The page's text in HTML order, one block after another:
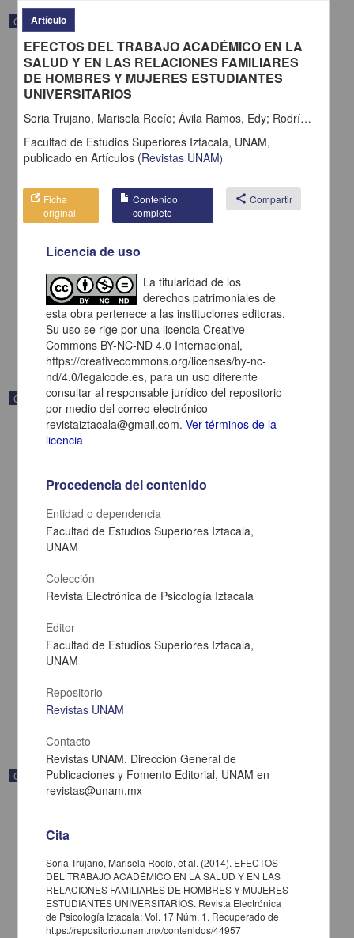
Correspondencia postal
Carta de H. C. Pitman a Francisco I. Madero en la que le solicita
Pitman, H. C.
[sin fecha]
Multidisciplina
Correspondencia postal
Carta de Zeferino Pérez, el general Antonio Rábago se encuentra
en la ranchería de Samalayuca
Pérez, Zeferino
Multidisciplina
Correspondencia postal
Artículo
EFECTOS DEL TRABAJO ACADÉMICO EN LA
SALUD Y EN LAS RELACIONES FAMILIARES
DE HOMBRES Y MUJERES ESTUDIANTES
UNIVERSITARIOS
Soria Trujano, Marisela Rocío; Ávila Ramos, Edy; Rodríguez Maya, Nadia Montserrat
Facultad de Estudios Superiores Iztacala, UNAM,
publicado enArtículos (Revistas UNAM)
Ficha
original
Contenido
completo
share Compartir
Licencia de uso
La titularidad de los
derechos patrimoniales de
esta obra pertenece a las instituciones editoras.
Su uso se rige por una licencia Creative
Commons BY-NC-ND 4.0 Internacional,
https://creativecommons.org/licenses/by-nc-
nd/4.0/legalcode.es, para un uso diferente
consultar al responsable jurídico del repositorio
por medio del correo electrónico
revistaiztacala@gmail.com.Ver términos de la
licencia
Procedencia del contenido
Entidad o dependencia
Facultad de Estudios Superiores Iztacala,
UNAM
Colección
Revista Electrónica de Psicología Iztacala
Editor
Facultad de Estudios Superiores Iztacala,
UNAM
Repositorio
Revistas UNAM
Contacto
Revistas UNAM. Dirección General de
Publicaciones y Fomento Editorial, UNAM en
revistas@unam.mx
Cita
Soria Trujano, Marisela Rocío, et al. (2014). EFECTOS
DEL TRABAJO ACADÉMICO EN LA SALUD Y EN LAS
RELACIONES FAMILIARES DE HOMBRES Y MUJERES
ESTUDIANTES UNIVERSITARIOS. Revista Electrónica
de Psicología Iztacala; Vol. 17 Núm. 1. Recuperado de
https://repositorio.unam.mx/contenidos/44957